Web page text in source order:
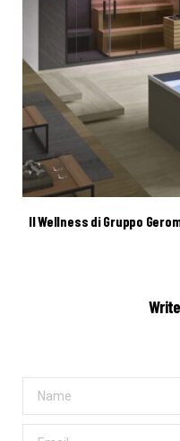
Il Wellness di Gruppo